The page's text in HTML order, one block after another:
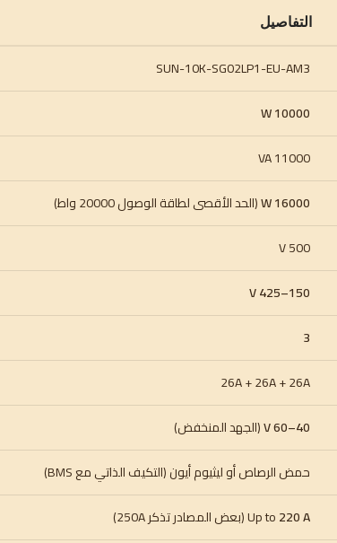
التفاصيل
SUN-10K-SG02LP1-EU-AM3
10000 W
11000 VA
16000 W
(الحد الأقصى لطاقة الوصول 20000 واط)
500 V
150–425 V
3
26A + 26A + 26A
40–60 V
(الجهد المنخفض)
حمض الرصاص أو ليثيوم أيون (التكيف الذاتي مع BMS)
Up to220 A
(بعض المصادر تذكر 250A)